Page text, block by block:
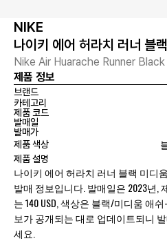
NIKE
나이키 에어 허라치 러너 블
Nike Air Huarache Runner
제품 정보
브랜드
카테고리
제품 코드
발매일
발매가
제품 색상
제품 설명
나이키 에어 허라치 러너 블랙 미디움
발매 정보입니다. 발매일은 2023년,
는 140 USD, 색상은 블랙/미디움 애
보가 공개되는 대로 업데이트되니
세요.